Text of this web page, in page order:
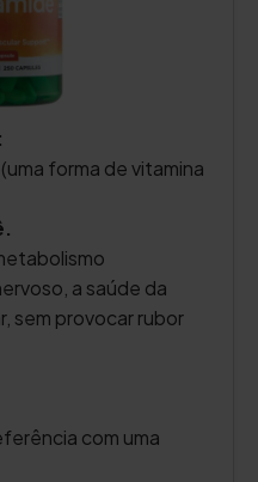
forma de vitamina
a saúde da
sem provocar rubor
com uma